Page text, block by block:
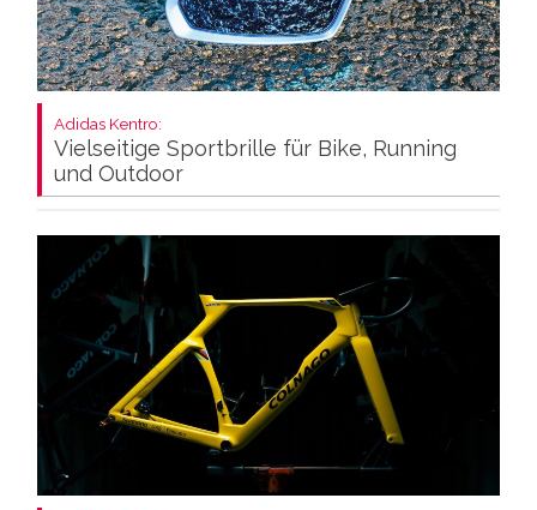
Adidas Kentro:
Vielseitige Sportbrille für Bike, Running
und Outdoor